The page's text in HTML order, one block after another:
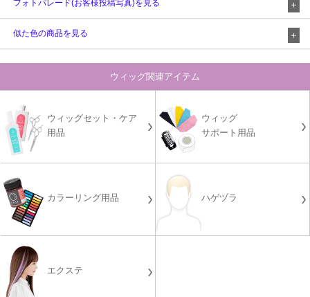
フォトパレード(お客様投稿写真)を見る
似た色の商品を見る
ウィッグ関連アイテム
ウィッグセット・ケア
用品
ウィッグ
サポート用品
カラーリング用品 ハゲヅラ
エクステ